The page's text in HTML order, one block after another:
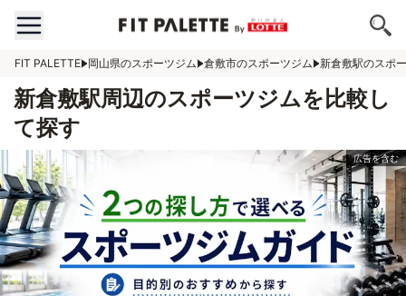
FIT PALETTE 岡山県のスポーツジム 倉敷市のスポーツジム 新倉敷駅のスポ
新倉敷駅周辺のスポーツジムを比較し
て探す